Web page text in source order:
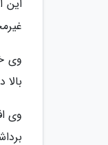
این
وی
وی